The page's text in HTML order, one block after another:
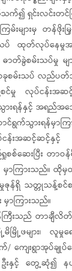
၍ ရှင်းလင်းတင်
းများမှ တန်ဖိုး
ထုတ်လုပ်နေမှုအား
တ်ခွဲစမ်းသပ်မှု မျ
ယခုစမ်းသပ် လည်
သန့်စင်မှု လုပ်င
းရန်နှင့် အရည်အသွ
ရွက်သွားရန်မှာက
န်းအဆင့်ဆင့်နှင့်
ဆေးပြီး တာဝန်
မှာကြားသည်။ ထို
န်ရှိ သတ္တုသန့်စင်
မှာကြားသည်။
ြီးသည် တာချီလိတ်
မြို့ဖများ၊ လူမှုရ
ကျေးရွာအုပ်ချုပ်ရ
ဦးနှင့် တွေ့ဆုံ၍ နယ်